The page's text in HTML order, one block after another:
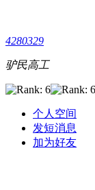
4280329
驴民高工
个人空间
发短消息
加为好友